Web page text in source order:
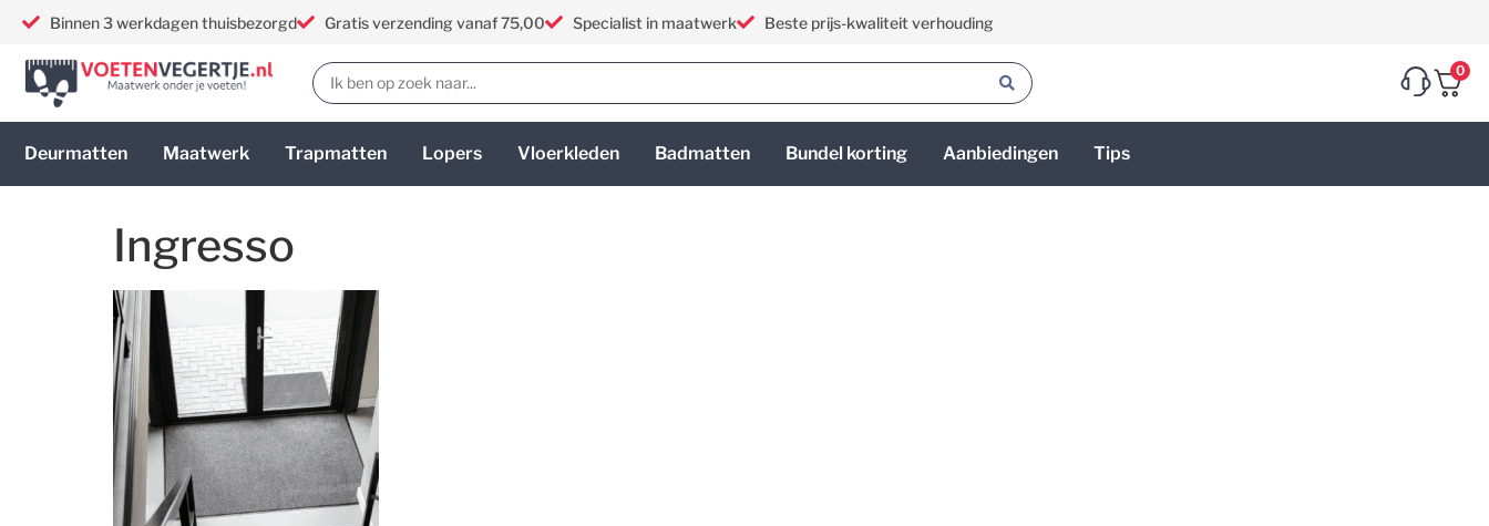
Binnen 3 werkdagen thuisbezorgd Gratis verzending vanaf 75,00 Specialist in maatwerk Beste prijs-kwaliteit verhouding
0
Deurmatten Maatwerk Trapmatten Lopers Vloerkleden Badmatten Bundel korting Aanbiedingen Tips
Ingresso